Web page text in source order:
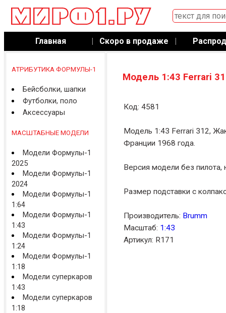
Главная | Скоро в продаже |
АТРИБУТИКА ФОРМУЛЫ-1
Бейсболки, шапки
Футболки, поло
Аксессуары
МАСШТАБНЫЕ МОДЕЛИ
Модели Формулы-1
2025
Модели Формулы-1
2024
Модели Формулы-1
1:64
Модели Формулы-1
1:43
Модели Формулы-1
1:24
Модели Формулы-1
1:18
Модели суперкаров
1:43
Модели суперкаров
1:18
Модель 1:43 Ferrari
Код: 4581
Модель 1:43 Ferrari 312,
Франции 1968 года.
Версия модели без пилота,
Размер подставки с
Производитель: Brumm
Масштаб: 1:43
Артикул: R171